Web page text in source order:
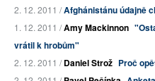
2. 12. 2011 /Afghánistánu údajně
1. 12. 2011 /Amy Mackinnon
vrátil k hrobům"
2. 12. 2011 /Daniel Strož Proč